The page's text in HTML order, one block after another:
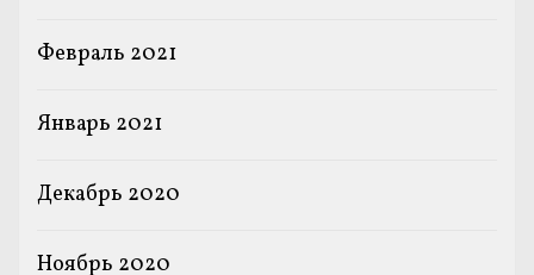
Февраль 2021
Январь 2021
Декабрь 2020
Ноябрь 2020